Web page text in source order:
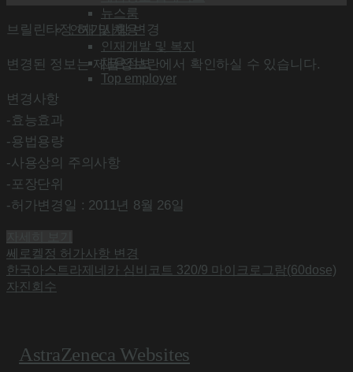
뉴스룸
인재 및 채용
인재개발 및 복지
채용정보
Top employer
브릴린타정 허가사항 변경
변경된 정보는 제품정보란에서 확인하실 수 있습니다.
변경사항
-효능효과
-용법용량
-사용상의 주의사항
-포장단위
-허가변경일 : 2011년 8월 26일
쎄로켈정 허가사항 변경
한국아스트라제네카 심비코트 320/9 마이크로그람(60dose)
자진회수
AstraZeneca Websites